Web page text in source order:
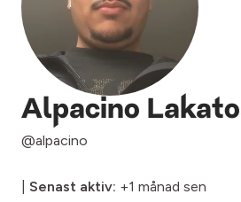
Alpacino
@alpacino
Senast aktiv: +1 månad sen